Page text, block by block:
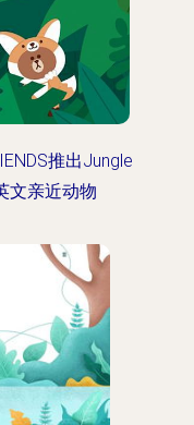
推出Jungle
文亲近动物